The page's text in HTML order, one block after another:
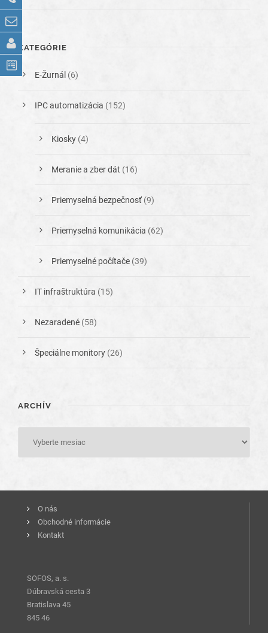
KATEGÓRIE
E-Žurnál (6)
IPC automatizácia (152)
Kiosky (4)
Meranie a zber dát (16)
Priemyselná bezpečnosť (9)
Priemyselná komunikácia (62)
Priemyselné počítače (39)
IT infraštruktúra (15)
Nezaradené (58)
Špeciálne monitory (26)
ARCHÍV
O nás
Obchodné informácie
Kontakt
SOFOS, a. s.
Dúbravská cesta 3
Bratislava 45
845 46